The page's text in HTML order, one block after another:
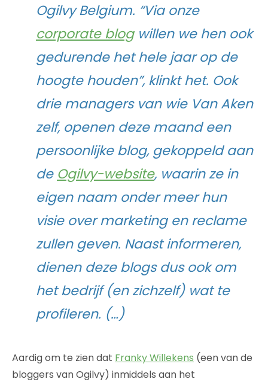
Ogilvy Belgium. “Via onze
corporate blogwillen we hen ook
gedurende het hele jaar op de
hoogte houden”, klinkt het. Ook
drie managers van wie Van Aken
zelf, openen deze maand een
persoonlijke blog, gekoppeld aan
de Ogilvy-website, waarin ze in
eigen naam onder meer hun
visie over marketing en reclame
zullen geven. Naast informeren,
dienen deze blogs dus ook om
het bedrijf (en zichzelf) wat te
profileren. (…)
Aardig om te zien dat Franky Willekens (een van de
bloggers van Ogilvy) inmiddels aan het